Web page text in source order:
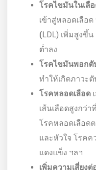
โรคไขมันในเลื
เข้าสู่หลอดเลือ
(LDL) เพิ่มสูงขึ้
ต่ำลง
โรคไขมันพอกตั
ทำให้เกิดภาวะ
โรคหลอดเลือด
เส้นเลือดสูงกว่า
โรคหลอดเลือด
และหัวใจ โรค
แดงแข็ง ฯลฯ
เพิ่มความเสี่ยง